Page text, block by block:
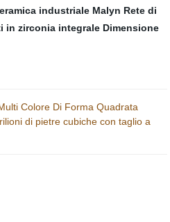
industriale Malyn Rete di
in zirconia integrale Dimensione
Colore Di Forma Quadrata
di pietre cubiche con taglio a